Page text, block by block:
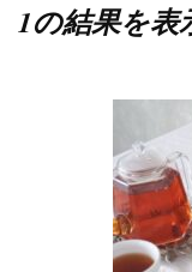
1の結果を表